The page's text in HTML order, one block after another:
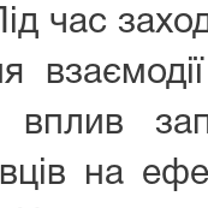
час
на